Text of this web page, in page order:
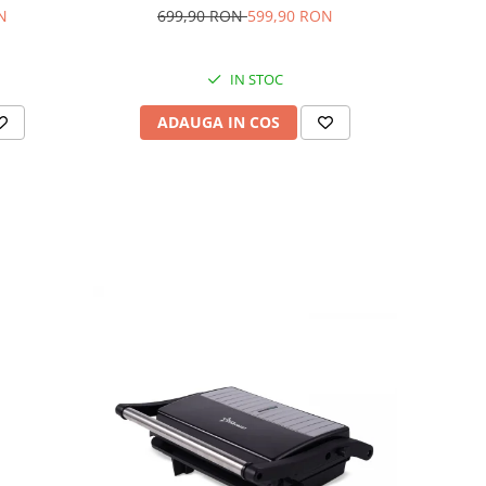
699,90 RON599,90 RON
IN STOC
ADAUGA IN COS